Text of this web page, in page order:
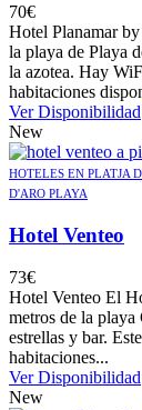
70€
Hotel Planamar
la playa de Playa
la azotea. Hay
habitaciones
Ver Disponibilidad
New
HOTELES EN PLATJA
D'ARO PLAYA
Hotel Venteo
73€
Hotel Venteo El
metros de la
estrellas y bar.
habitaciones...
Ver Disponibilidad
New